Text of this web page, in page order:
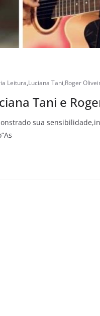
Leitura,Luciana Tani,Roger
Tani e
sua